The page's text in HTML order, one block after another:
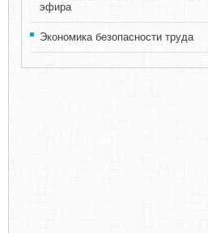
эфира
Экономика безопасности труда